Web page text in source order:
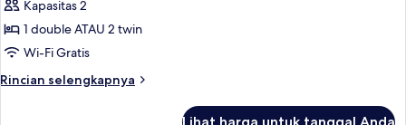
Suite
Junior
Kapasitas 2
1 double ATAU 2 twin
Wi-Fi Gratis
Rincian selengkapnya
Rincian
Lihat harga untuk tanggal Anda